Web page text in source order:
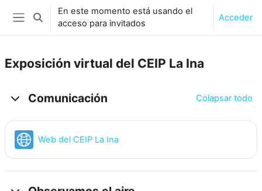
Salta al contenido principal
Panel lateral
Selector de búsqueda de entrada
En este momento está usando el
acceso para invitados
Acceder
Exposición virtual del CEIP La Ina
Comunicación Colapsar todo
Web del CEIP La InaURL